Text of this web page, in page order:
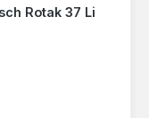
Rotak 37 Li